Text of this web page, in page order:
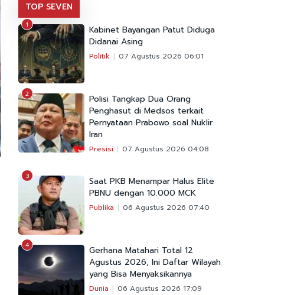
TOP SEVEN
1
Kabinet Bayangan Patut Diduga
Didanai Asing
Politik 07 Agustus 2026 06:01
2
Polisi Tangkap Dua Orang
Penghasut di Medsos terkait
Pernyataan Prabowo soal Nuklir
Iran
Presisi 07 Agustus 2026 04:08
3
Saat PKB Menampar Halus Elite
PBNU dengan 10.000 MCK
Publika 06 Agustus 2026 07:40
4
Gerhana Matahari Total 12
Agustus 2026, Ini Daftar Wilayah
yang Bisa Menyaksikannya
Dunia 06 Agustus 2026 17:09